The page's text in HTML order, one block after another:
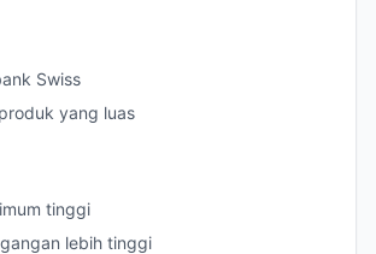
Swiss
yang luas
tinggi
lebih tinggi